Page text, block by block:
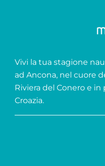
Vivi la tua stagione
ad Ancona, nel cuore
Riviera del Conero e
Croazia.